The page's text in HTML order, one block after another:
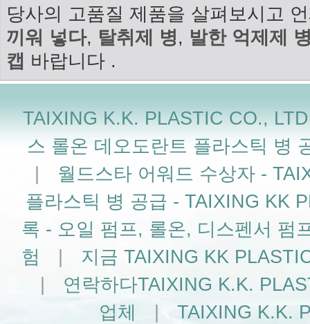
당사의 고품질 제품을 살펴보시고
끼워 넣다, 탈취제 병, 발한 억제제
캡 바랍니다 .
TAIXING K.K. PLASTIC CO.,
스 롤온 데오도란트 플라스틱 병
월드스타 어워드 수상자 -
플라스틱 병 공급 - TAIXING KK
록 - 오일 펌프, 롤온, 디스펜서 펌
험
지금 TAIXING KK
연락하다TAIXING K.K.
업체
TAIXING K.K.